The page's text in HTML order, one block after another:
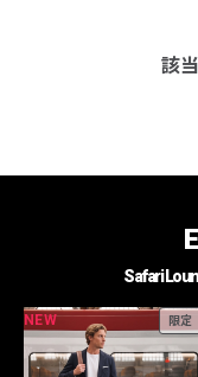
該
Safari
NEW 限定